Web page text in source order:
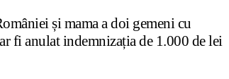
și mama a doi gemeni cu
fi anulat indemnizația de 1.000 de lei